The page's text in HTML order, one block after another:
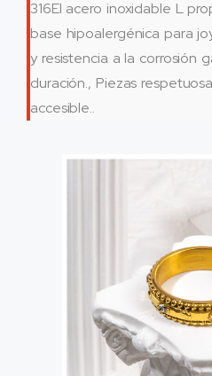
316El acero inoxidable L
base hipoalergénica para
y resistencia a la corrosión
duración., Piezas
accesible..